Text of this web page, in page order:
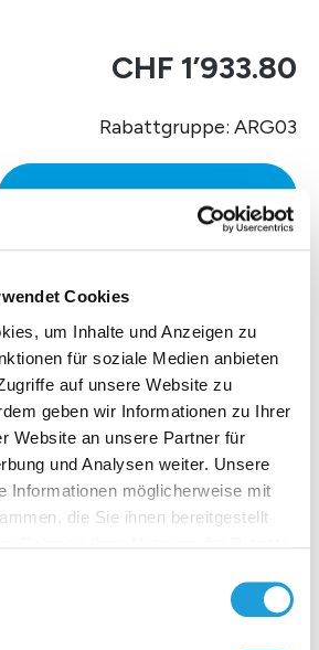
Cookies
um Inhalte und Anzeigen zu
für soziale Medien anbieten
auf unsere Website zu
geben wir Informationen zu Ihrer
Website an unsere Partner für
und Analysen weiter. Unsere
Informationen möglicherweise mit
die Sie ihnen bereitgestellt
CHF 1’933.80
Rabattgruppe: ARG03
Zur Offertenanfrage
zu 40 Jahren